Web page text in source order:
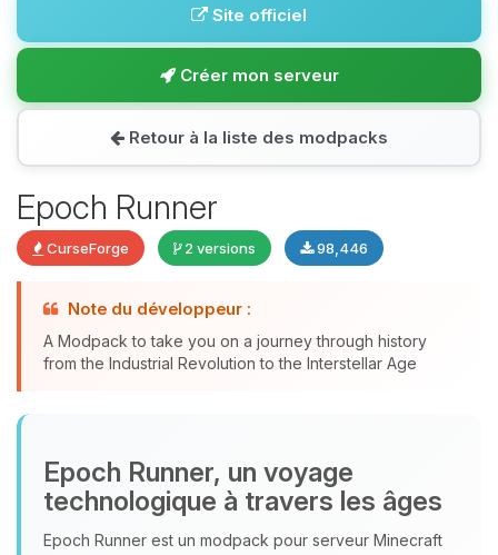
Site officiel
Créer mon serveur
Retour à la liste des modpacks
Epoch Runner
CurseForge 2 versions 98,446
Note du développeur :
A Modpack to take you on a journey through history
from the Industrial Revolution to the Interstellar Age
Epoch Runner, un voyage
technologique à travers les âges
Epoch Runner est un modpack pour serveur Minecraft
Youpi, enfin quelqu’un pour me
parler ! Moi c’est Choupy, ton petit
assistant BoxToPlay. Dis-moi ce dont